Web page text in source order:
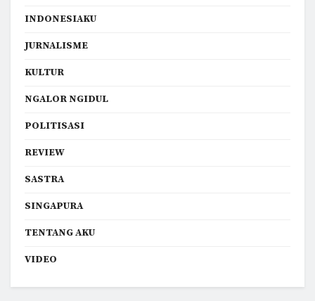
INDONESIAKU
JURNALISME
KULTUR
NGALOR NGIDUL
POLITISASI
REVIEW
SASTRA
SINGAPURA
TENTANG AKU
VIDEO